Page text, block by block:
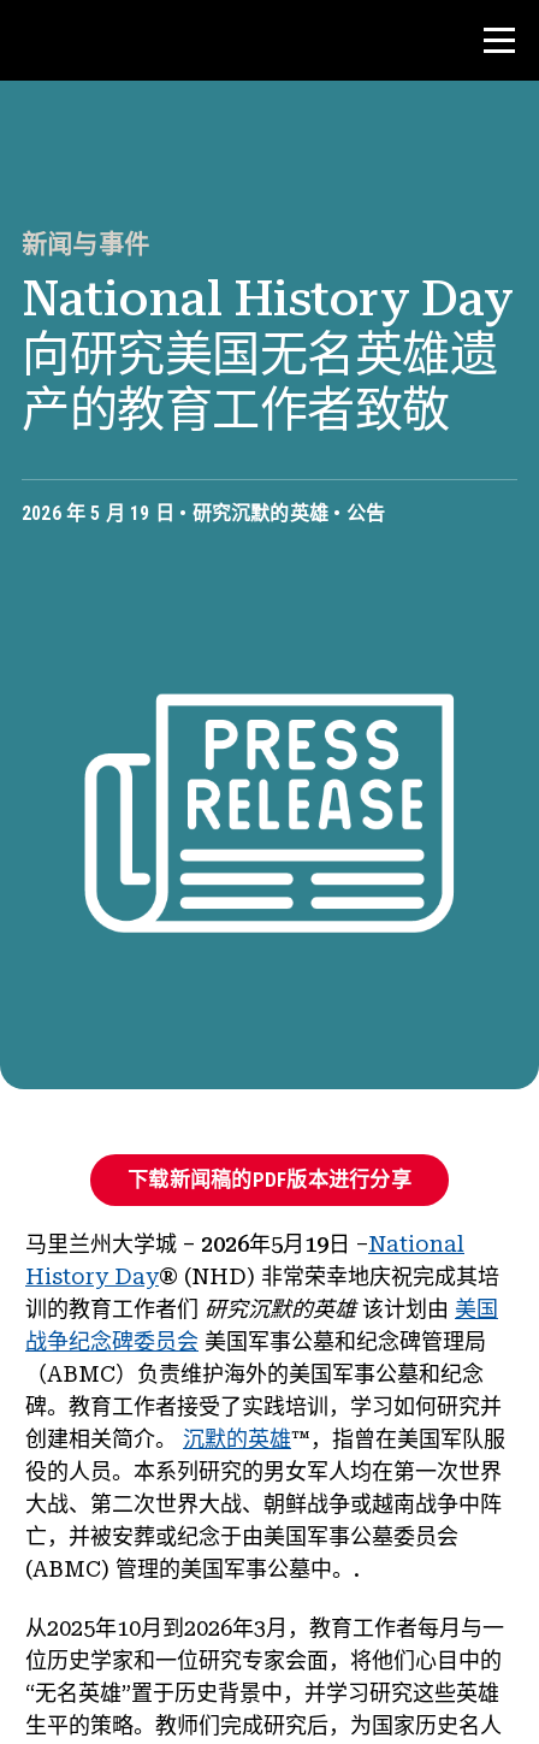
教师资源
新闻与事件
关于 NHD ®
新闻与事件
National History Day
向研究美国无名英雄遗
产的教育工作者致敬
2026 年 5 月 19 日 • 研究沉默的英雄 • 公告
下载新闻稿的PDF版本进行分享
马里兰州大学城 – 2026年5月19日 –National
History Day® (NHD) 非常荣幸地庆祝完成其培
训的教育工作者们 研究沉默的英雄该计划由 美国
战争纪念碑委员会 美国军事公墓和纪念碑管理局
（ABMC）负责维护海外的美国军事公墓和纪念
碑。教育工作者接受了实践培训，学习如何研究并
创建相关简介。 沉默的英雄™，指曾在美国军队服
役的人员。本系列研究的男女军人均在第一次世界
大战、第二次世界大战、朝鲜战争或越南战争中阵
亡，并被安葬或纪念于由美国军事公墓委员会
(ABMC) 管理的美国军事公墓中。.
从2025年10月到2026年3月，教育工作者每月与一
位历史学家和一位研究专家会面，将他们心目中的
“无名英雄”置于历史背景中，并学习研究这些英雄
生平的策略。教师们完成研究后，为国家历史名人